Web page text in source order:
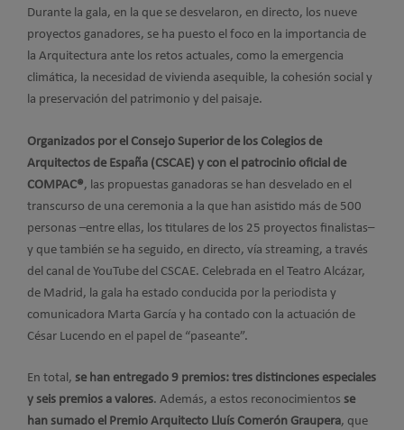
Durante la gala, en la que se desvelaron, en directo, los nueve
proyectos ganadores, se ha puesto el foco en la importancia de
la Arquitectura ante los retos actuales, como la emergencia
climática, la necesidad de vivienda asequible, la cohesión social y
la preservación del patrimonio y del paisaje.
Organizados por el Consejo Superior de los Colegios de
Arquitectos de España (CSCAE) y con el patrocinio oficial de
COMPAC®, las propuestas ganadoras se han desvelado en el
transcurso de una ceremonia a la que han asistido más de 500
personas –entre ellas, los titulares de los 25 proyectos finalistas–
y que también se ha seguido, en directo, vía streaming, a través
del canal de YouTube del CSCAE. Celebrada en el Teatro Alcázar,
de Madrid, la gala ha estado conducida por la periodista y
comunicadora Marta García y ha contado con la actuación de
César Lucendo en el papel de “paseante”.
En total, se han entregado 9 premios: tres distinciones especiales
y seis premios a valores. Además, a estos reconocimientos se
han sumado el Premio Arquitecto Lluís Comerón Graupera, que